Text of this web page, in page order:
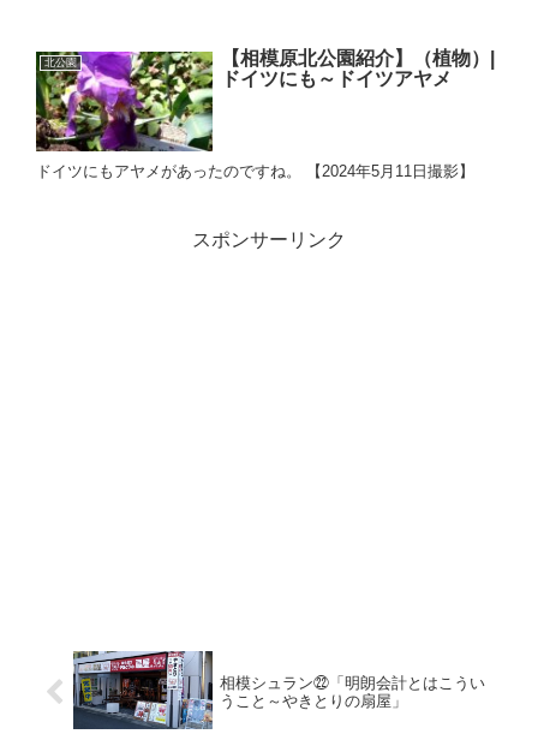
北公園
【相模原北公園紹介】（植物）|
ドイツにも～ドイツアヤメ
ドイツにもアヤメがあったのですね。 【2024年5月11日撮影】
スポンサーリンク
相模シュラン㉒「明朗会計とはこうい
うこと～やきとりの扇屋」